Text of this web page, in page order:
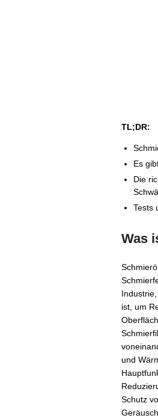
TL;DR:
Es
Die
Tests
Was
ist, um
und
Schutz